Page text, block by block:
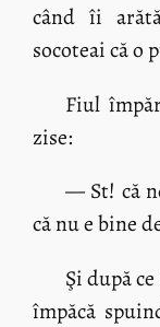
când îi
socoteai că o
Fiul
zise:
— St! că
că nu e bine
Şi după
împăcă